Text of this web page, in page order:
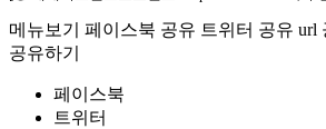
메뉴보기 페이스북 공유 트위터 공유 url
공유하기
페이스북
트위터